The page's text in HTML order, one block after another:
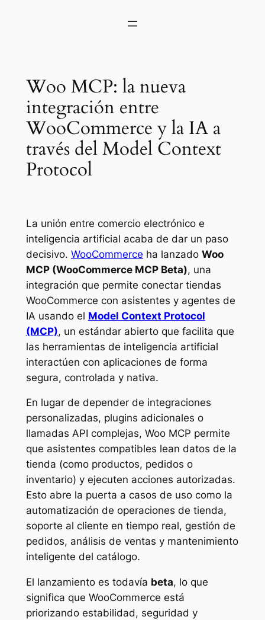
Woo MCP: la nueva
integración entre
WooCommerce y la IA a
través del Model Context
Protocol
La unión entre comercio electrónico e
inteligencia artificial acaba de dar un paso
decisivo. WooCommerce ha lanzado Woo
MCP (WooCommerce MCP Beta), una
integración que permite conectar tiendas
WooCommerce con asistentes y agentes de
IA usando el Model Context Protocol
(MCP), un estándar abierto que facilita que
las herramientas de inteligencia artificial
interactúen con aplicaciones de forma
segura, controlada y nativa.
En lugar de depender de integraciones
personalizadas, plugins adicionales o
llamadas API complejas, Woo MCP permite
que asistentes compatibles lean datos de la
tienda (como productos, pedidos o
inventario) y ejecuten acciones autorizadas.
Esto abre la puerta a casos de uso como la
automatización de operaciones de tienda,
soporte al cliente en tiempo real, gestión de
pedidos, análisis de ventas y mantenimiento
inteligente del catálogo.
El lanzamiento es todavía beta, lo que
significa que WooCommerce está
priorizando estabilidad, seguridad y